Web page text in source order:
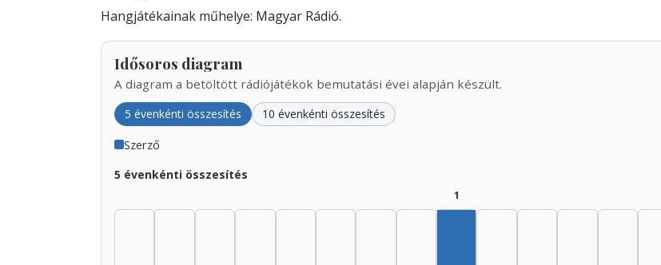
Hangjátékainak műhelye: Magyar Rádió.
Idősoros diagram
A diagram a betöltött rádiójátékok bemutatási évei alapján készült.
5 évenkénti összesítés 10 évenkénti összesítés
Szerző
5 évenkénti összesítés
1